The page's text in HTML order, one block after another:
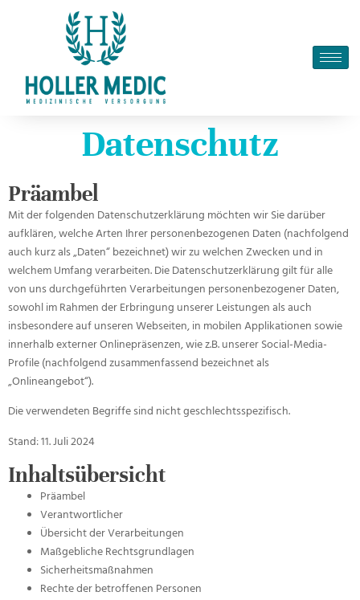
Datenschutz
Präambel
Mit der folgenden Datenschutzerklärung möchten wir Sie darüber
aufklären, welche Arten Ihrer personenbezogenen Daten (nachfolgend
auch kurz als „Daten“ bezeichnet) wir zu welchen Zwecken und in
welchem Umfang verarbeiten. Die Datenschutzerklärung gilt für alle
von uns durchgeführten Verarbeitungen personenbezogener Daten,
sowohl im Rahmen der Erbringung unserer Leistungen als auch
insbesondere auf unseren Webseiten, in mobilen Applikationen sowie
innerhalb externer Onlinepräsenzen, wie z.B. unserer Social-Media-
Profile (nachfolgend zusammenfassend bezeichnet als
„Onlineangebot“).
Die verwendeten Begriffe sind nicht geschlechtsspezifisch.
Stand: 11. Juli 2024
Inhaltsübersicht
Präambel
Verantwortlicher
Übersicht der Verarbeitungen
Maßgebliche Rechtsgrundlagen
Sicherheitsmaßnahmen
Rechte der betroffenen Personen